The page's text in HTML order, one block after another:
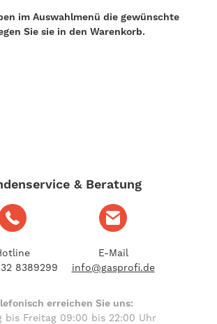
im Auswahlmenü die gewünschte
Sie sie in den Warenkorb.
& Beratung
8389299
E-Mail
info@gasprofi.de
erreichen Sie uns:
bis Freitag 09:00 bis 22:00 Uhr